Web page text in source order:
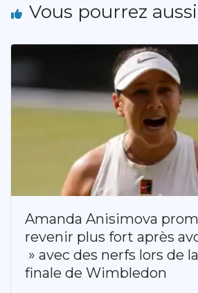
Vous pourrez
Amanda Anisimova
revenir plus fort après
» avec des nerfs lors de
finale de Wimbledon